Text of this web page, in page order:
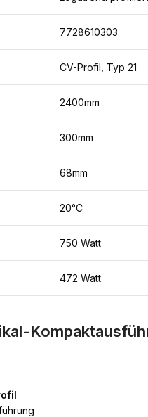
7728610303
CV-Profil, Typ 21
2400mm
300mm
68mm
20°C
750 Watt
472 Watt